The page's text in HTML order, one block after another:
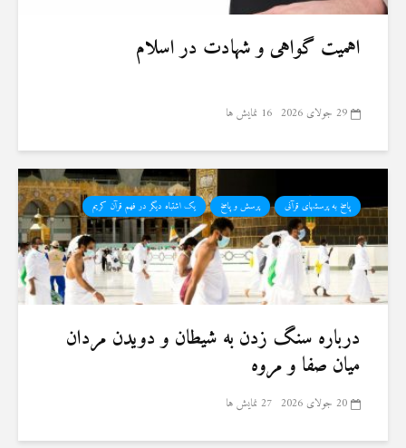
اهمیت گواهی و شهادت در اسلام
29 جولای 2026 16 نمایش ها
پاسخ به پرسشهای قرآنی پرسش و پاسخ یک اشتباه دیگر در فهم قرآن کریم
درباره سنگ زدن به شیطان و دویدن مردان
میان صفا و مروه
20 جولای 2026 27 نمایش ها